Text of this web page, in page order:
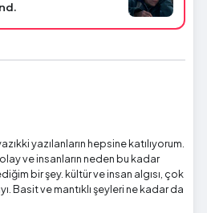
yazılanların hepsine katılıyorum.
ve insanların neden bu kadar
bir şey. kültür ve insan algısı, çok
Basit ve mantıklı şeyleri ne kadar da